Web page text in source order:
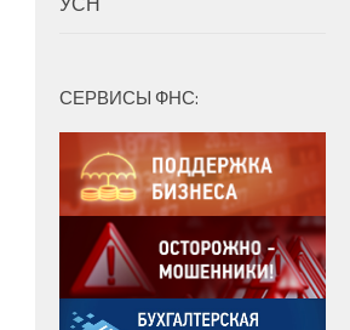
СЕРВИСЫ ФНС: